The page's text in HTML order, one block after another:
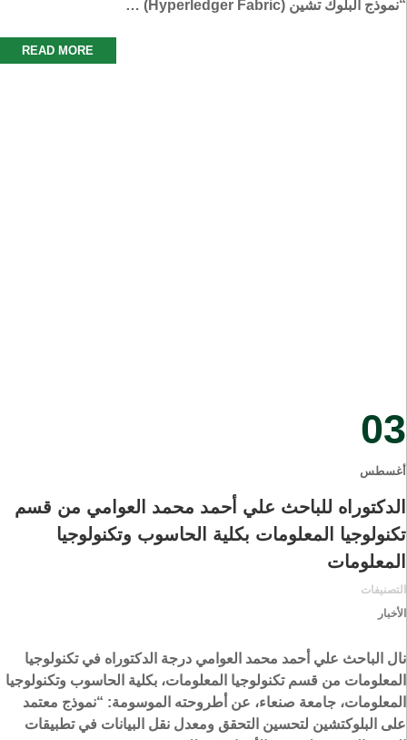
“نموذج البلوك تشين (Hyperledger Fabric) …
READ MORE
03
أغسطس
الدكتوراه للباحث علي أحمد محمد العوامي من قسم
تكنولوجيا المعلومات بكلية الحاسوب وتكنولوجيا
المعلومات
التصنيفات
الأخبار
نال الباحث علي أحمد محمد العوامي درجة الدكتوراه في تكنولوجيا
المعلومات من قسم تكنولوجيا المعلومات، بكلية الحاسوب وتكنولوجيا
المعلومات، جامعة صنعاء، عن أطروحته الموسومة: “نموذج معتمد
على البلوكتشين لتحسين التحقق ومعدل نقل البيانات في تطبيقات